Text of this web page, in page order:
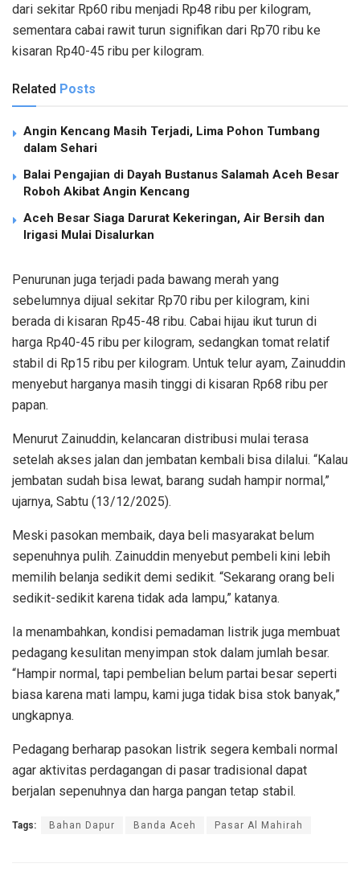
dari sekitar Rp60 ribu menjadi Rp48 ribu per kilogram,
sementara cabai rawit turun signifikan dari Rp70 ribu ke
kisaran Rp40-45 ribu per kilogram.
Related Posts
Angin Kencang Masih Terjadi, Lima Pohon Tumbang
dalam Sehari
Balai Pengajian di Dayah Bustanus Salamah Aceh Besar
Roboh Akibat Angin Kencang
Aceh Besar Siaga Darurat Kekeringan, Air Bersih dan
Irigasi Mulai Disalurkan
Penurunan juga terjadi pada bawang merah yang
sebelumnya dijual sekitar Rp70 ribu per kilogram, kini
berada di kisaran Rp45-48 ribu. Cabai hijau ikut turun di
harga Rp40-45 ribu per kilogram, sedangkan tomat relatif
stabil di Rp15 ribu per kilogram. Untuk telur ayam, Zainuddin
menyebut harganya masih tinggi di kisaran Rp68 ribu per
papan.
Menurut Zainuddin, kelancaran distribusi mulai terasa
setelah akses jalan dan jembatan kembali bisa dilalui. “Kalau
jembatan sudah bisa lewat, barang sudah hampir normal,”
ujarnya, Sabtu (13/12/2025).
Meski pasokan membaik, daya beli masyarakat belum
sepenuhnya pulih. Zainuddin menyebut pembeli kini lebih
memilih belanja sedikit demi sedikit. “Sekarang orang beli
sedikit-sedikit karena tidak ada lampu,” katanya.
Ia menambahkan, kondisi pemadaman listrik juga membuat
pedagang kesulitan menyimpan stok dalam jumlah besar.
“Hampir normal, tapi pembelian belum partai besar seperti
biasa karena mati lampu, kami juga tidak bisa stok banyak,”
ungkapnya.
Pedagang berharap pasokan listrik segera kembali normal
agar aktivitas perdagangan di pasar tradisional dapat
berjalan sepenuhnya dan harga pangan tetap stabil.
Tags: Bahan Dapur Banda Aceh Pasar Al Mahirah